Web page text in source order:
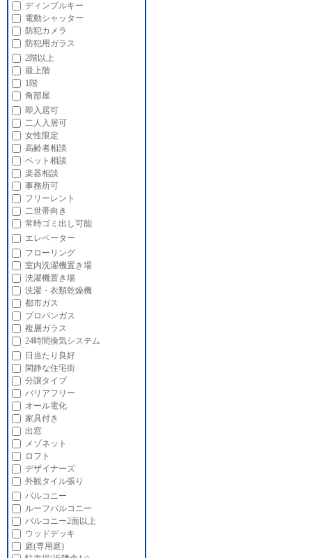
ディンプルキー
電動シャッター
防犯カメラ
防犯用ガラス
2階以上
最上階
1階
角部屋
即入居可
二人入居可
女性限定
高齢者相談
ペット相談
楽器相談
事務所可
フリーレント
二世帯向き
常時ゴミ出し可能
エレベーター
フローリング
室内洗濯機置き場
洗濯機置き場
洗濯・衣類乾燥機
都市ガス
プロパンガス
複層ガラス
24時間換気システム
日当たり良好
閑静な住宅街
分譲タイプ
バリアフリー
オール電化
家具付き
出窓
メゾネット
ロフト
デザイナーズ
外観タイル張り
バルコニー
ルーフバルコニー
バルコニー2面以上
ウッドデッキ
庭(専用庭)